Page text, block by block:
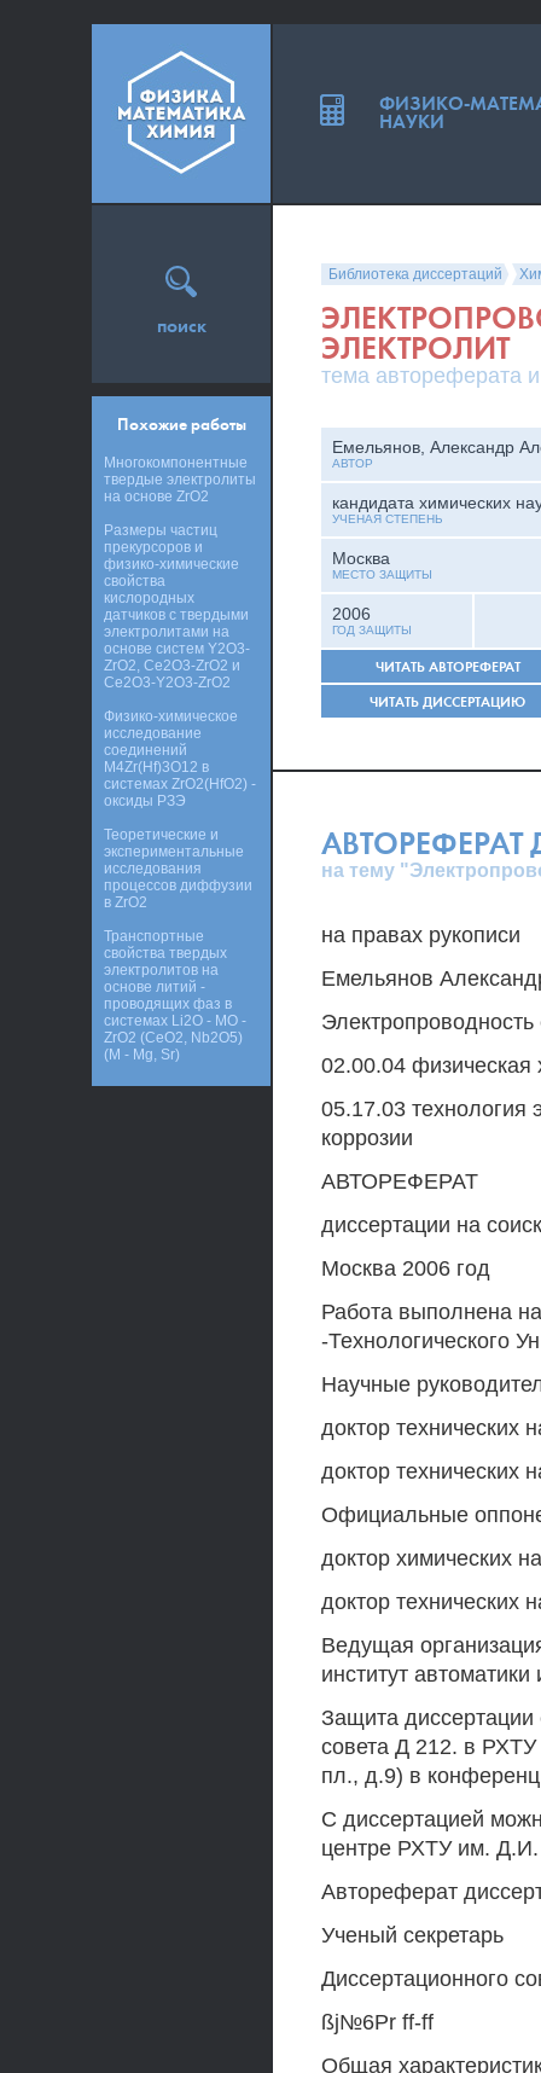
Библиотека диссертаций
ЭЛЕКТРОЛИТ
тема автореферата
Емельянов, Александр
АВТОР
кандидата химических
УЧЕНАЯ СТЕПЕНЬ
Москва
МЕСТО ЗАЩИТЫ
2006
ГОД ЗАЩИТЫ
ЧИТАТЬ АВТОРЕФЕРАТ
ЧИТАТЬ ДИССЕРТАЦИЮ
АВТОРЕФЕРАТ
на тему
на правах рукописи
Емельянов
02.00.04 физическая
05.17.03 технология
коррозии
АВТОРЕФЕРАТ
диссертации на
Москва 2006 год
Работа выполнена
-Технологического
Научные
доктор технических
доктор технических
Официальные
доктор химических
доктор технических
Ведущая
институт
Защита диссертации
совета Д 212. в
пл., д.9) в
С диссертацией
центре РХТУ им.
Автореферат
Ученый секретарь
Диссертационного
ßj№6Pr ff-ff
Общая
поиск
Похожие работы
Многокомпонентные
твердые электролиты
на основе ZrO2
Размеры частиц
прекурсоров и
физико-химические
свойства
кислородных
датчиков с твердыми
электролитами на
основе систем Y2O3-
ZrO2, Ce2O3-ZrO2 и
Ce2O3-Y2O3-ZrO2
Физико-химическое
исследование
соединений
M4Zr(Hf)3O12 в
системах ZrO2(HfO2) -
оксиды РЗЭ
Теоретические и
экспериментальные
исследования
процессов диффузии
в ZrO2
Транспортные
свойства твердых
электролитов на
основе литий -
проводящих фаз в
системах Li2O - MO -
ZrO2 (CeO2, Nb2O5)
(M - Mg, Sr)
ФИЗИКО-
НАУКИ